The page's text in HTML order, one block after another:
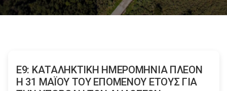
Ε9: ΚΑΤΑΛΗΚΤΙΚΗ ΗΜΕΡΟΜΗΝΙΑ ΠΛΕΟΝ
Η 31 ΜΑΪΟΥ ΤΟΥ ΕΠΟΜΕΝΟΥ ΕΤΟΥΣ ΓΙΑ